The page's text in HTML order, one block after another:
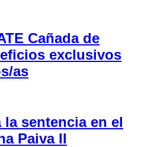
Cañada de
exclusivos
as
la sentencia en el
Paiva II